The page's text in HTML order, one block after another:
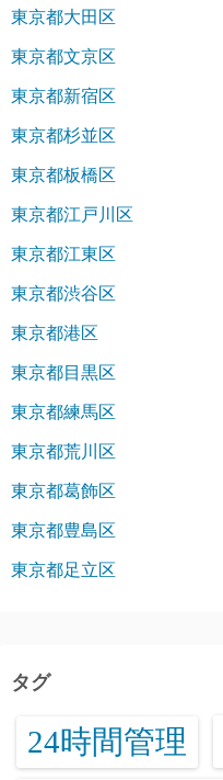
東京都大田区
東京都文京区
東京都新宿区
東京都杉並区
東京都板橋区
東京都江戸川区
東京都江東区
東京都渋谷区
東京都港区
東京都目黒区
東京都練馬区
東京都荒川区
東京都葛飾区
東京都豊島区
東京都足立区
タグ
24時間管理